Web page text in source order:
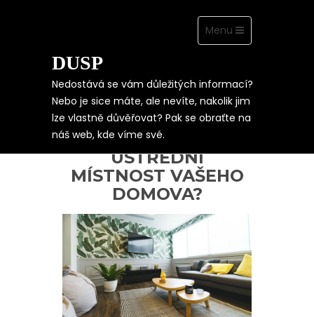
Toggle
navigation
Menu
DUSP
Nedostává se vám důležitých informací?
Nebo je sice máte, ale nevíte, nakolik jim
lze vlastně důvěřovat? Pak se obraťte na
náš web, kde víme své.
JAK SI UDĚLAT Z
OBÝVACÍHO POKOJE
ÚSTŘEDNÍ
MÍSTNOST VAŠEHO
DOMOVA?